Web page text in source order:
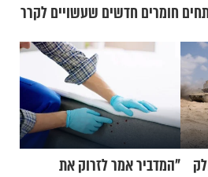
חומרים חדשים שעשויים לקרר
"המדביר אמר לזרוק את